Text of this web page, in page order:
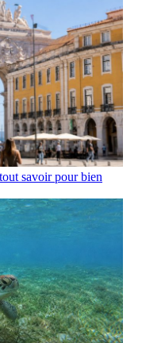
savoir pour bien